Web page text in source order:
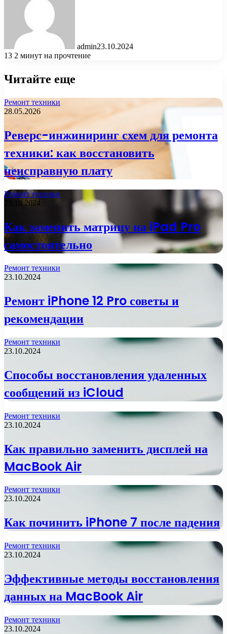
admin23.10.2024
13 2 минут на прочтение
Читайте еще
Ремонт техники
28.05.2026
Реверс-инжиниринг схем для ремонта
техники: как восстановить
неисправную плату
Ремонт техники
23.10.2024
Как заменить матрицу на iPad Pro
самостоятельно
Ремонт техники
23.10.2024
Ремонт iPhone 12 Pro советы и
рекомендации
Ремонт техники
23.10.2024
Способы восстановления удаленных
сообщений из iCloud
Ремонт техники
23.10.2024
Как правильно заменить дисплей на
MacBook Air
Ремонт техники
23.10.2024
Как починить iPhone 7 после падения
Ремонт техники
23.10.2024
Эффективные методы восстановления
данных на MacBook Air
Ремонт техники
23.10.2024